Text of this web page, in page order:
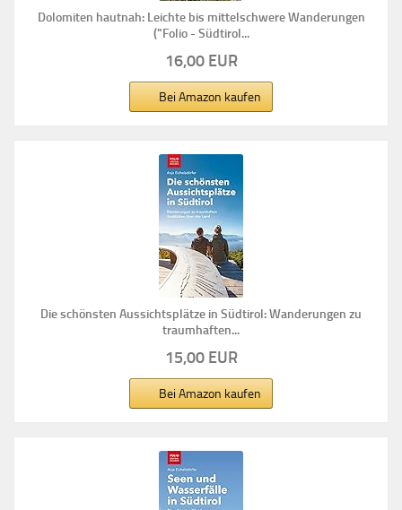
Dolomiten hautnah: Leichte bis mittelschwere Wanderungen
("Folio - Südtirol...
16,00 EUR
Bei Amazon kaufen
Die schönsten Aussichtsplätze in Südtirol: Wanderungen zu
traumhaften...
15,00 EUR
Bei Amazon kaufen